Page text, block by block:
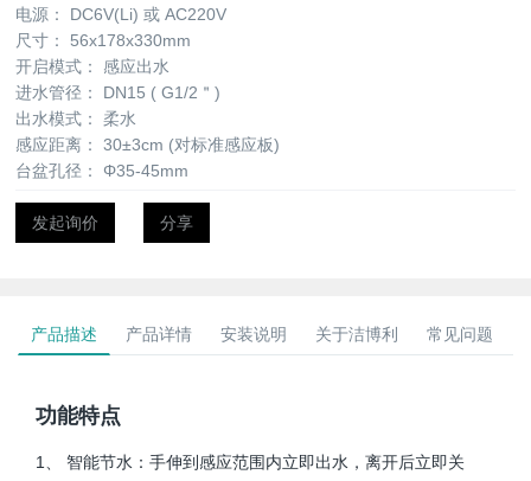
电源：
DC6V(Li) 或 AC220V
尺寸：
56x178x330mm
开启模式：
感应出水
进水管径：
DN15 ( G1/2＂)
出水模式：
柔水
感应距离：
30±3cm (对标准感应板)
台盆孔径：
Φ35-45mm
发起询价 分享
产品描述 产品详情 安装说明 关于洁博利 常见问题
功能特点
1、 智能节水：手伸到感应范围内立即出水，离开后立即关